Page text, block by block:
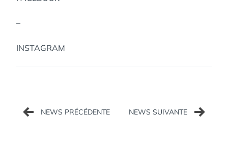
–
INSTAGRAM
Navigation
de